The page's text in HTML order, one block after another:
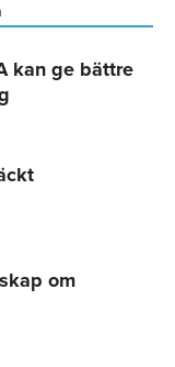
kan ge bättre
om